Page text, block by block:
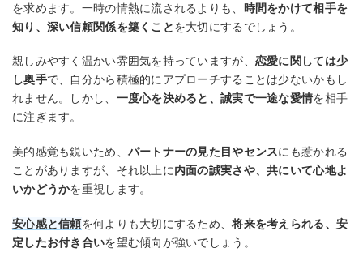
を求めます。一時の情熱に流されるよりも、 時間をかけて相手を
知り、深い信頼関係を築くことを大切にするでしょう。
親しみやすく温かい雰囲気を持っていますが、 恋愛に関しては少
し奥手で、自分から積極的にアプローチすることは少ないかもし
れません。しかし、 一度心を決めると、誠実で一途な愛情を相手
に注ぎます。
美的感覚も鋭いため、 パートナーの見た目やセンスにも惹かれる
ことがありますが、それ以上に内面の誠実さや、共にいて心地よ
いかどうかを重視します。
安心感と信頼を何よりも大切にするため、将来を考えられる、安
定したお付き合いを望む傾向が強いでしょう。